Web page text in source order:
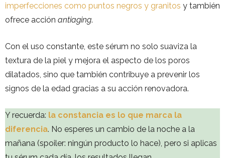
imperfecciones como puntos negros y granitos y también
ofrece acción antiaging.
Con el uso constante, este sérum no solo suaviza la
textura de la piel y mejora el aspecto de los poros
dilatados, sino que también contribuye a prevenir los
signos de la edad gracias a su acción renovadora.
Y recuerda: la constancia es lo que marca la
diferencia. No esperes un cambio de la noche a la
mañana (spoiler: ningún producto lo hace), pero si aplicas